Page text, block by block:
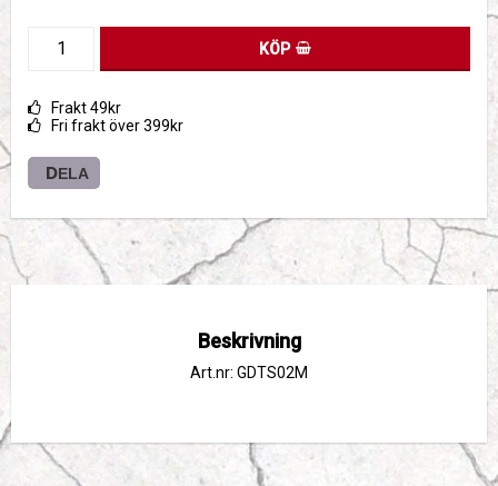
KÖP
Frakt 49kr
Fri frakt över 399kr
DELA
Beskrivning
Art.nr: GDTS02M